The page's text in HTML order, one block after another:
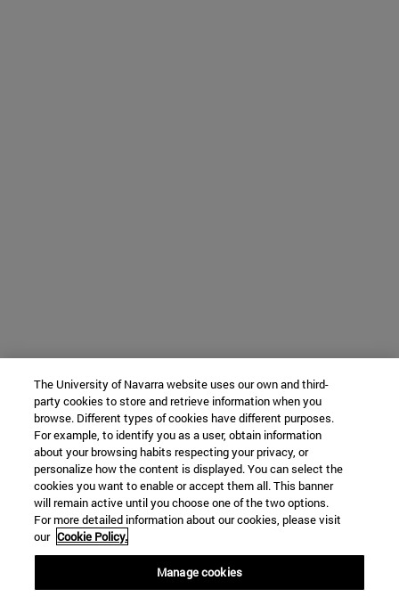
The University of Navarra website uses our own and third-
party cookies to store and retrieve information when you
browse. Different types of cookies have different purposes.
For example, to identify you as a user, obtain information
about your browsing habits respecting your privacy, or
personalize how the content is displayed. You can select the
cookies you want to enable or accept them all. This banner
will remain active until you choose one of the two options.
For more detailed information about our cookies, please visit
our Cookie Policy.
Manage cookies